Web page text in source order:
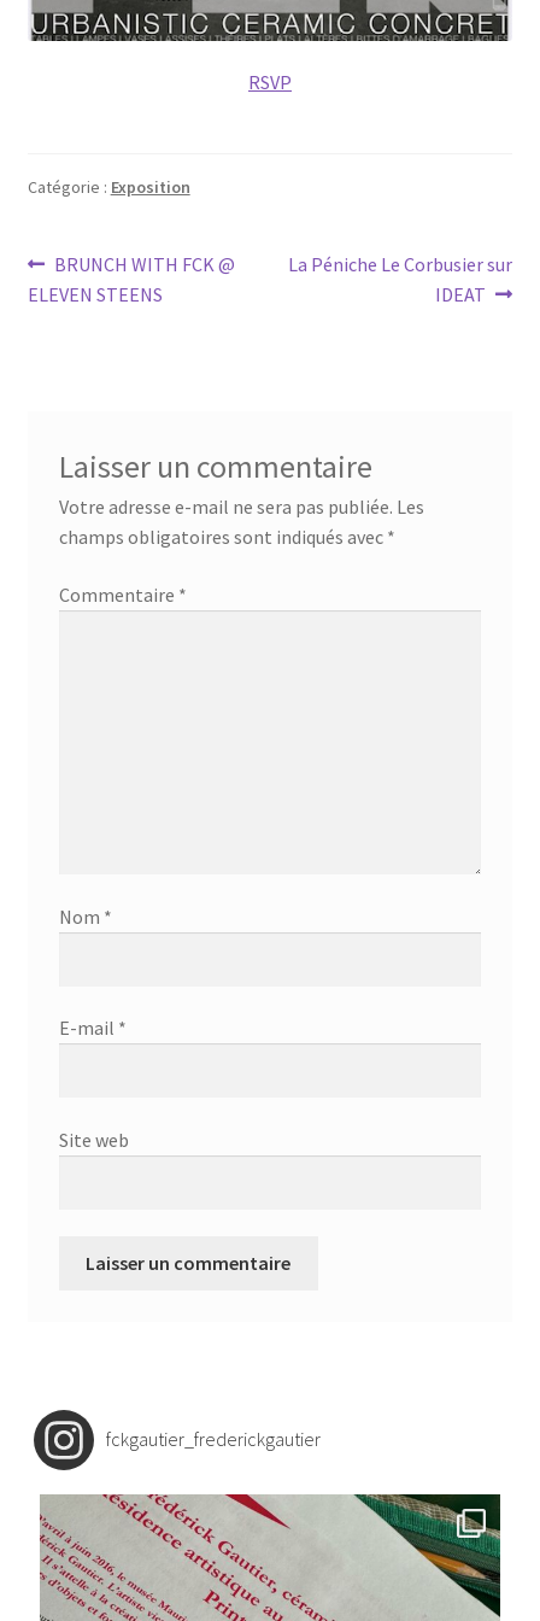
RSVP
Catégorie : Exposition
Navigation
de
Article
précédent :
BRUNCH WITH FCK @
ELEVEN STEENS
Article
La Péniche Le Corbusier sur
IDEAT
Laisser un commentaire
Votre adresse e-mail ne sera pas publiée. Les
champs obligatoires sont indiqués avec *
Commentaire *
Nom *
E-mail *
Site web
fckgautier_frederickgautier